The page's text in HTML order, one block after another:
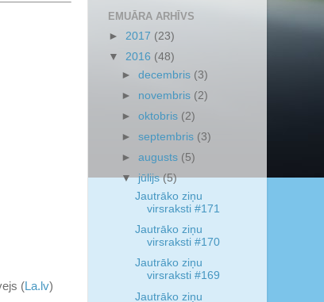
(La.lv)
EMUĀRA ARHĪVS
► 2017 (23)
▼ 2016 (48)
►decembris (3)
► novembris (2)
►oktobris (2)
►septembris (3)
►augusts (5)
▼jūlijs(5)
Jautrāko ziņu
virsraksti #171
Jautrāko ziņu
virsraksti #170
Jautrāko ziņu
virsraksti #169
Jautrāko ziņu